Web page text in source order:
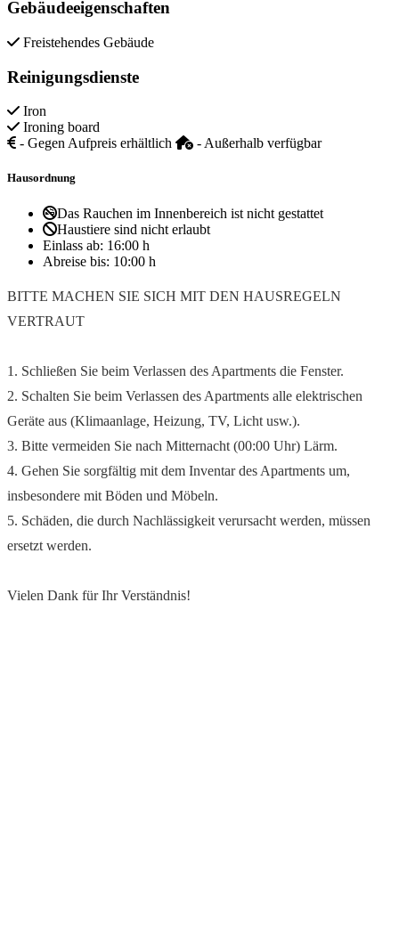
Gebäudeeigenschaften
Freistehendes Gebäude
Reinigungsdienste
Iron
Ironing board
- Gegen Aufpreis erhältlich
- Außerhalb verfügbar
Hausordnung
Das Rauchen im Innenbereich ist nicht gestattet
Haustiere sind nicht erlaubt
Einlass ab: 16:00 h
Abreise bis: 10:00 h
BITTE MACHEN SIE SICH MIT DEN HAUSREGELN
VERTRAUT
1. Schließen Sie beim Verlassen des Apartments die Fenster.
2. Schalten Sie beim Verlassen des Apartments alle elektrischen
Geräte aus (Klimaanlage, Heizung, TV, Licht usw.).
3. Bitte vermeiden Sie nach Mitternacht (00:00 Uhr) Lärm.
4. Gehen Sie sorgfältig mit dem Inventar des Apartments um,
insbesondere mit Böden und Möbeln.
5. Schäden, die durch Nachlässigkeit verursacht werden, müssen
ersetzt werden.
Vielen Dank für Ihr Verständnis!